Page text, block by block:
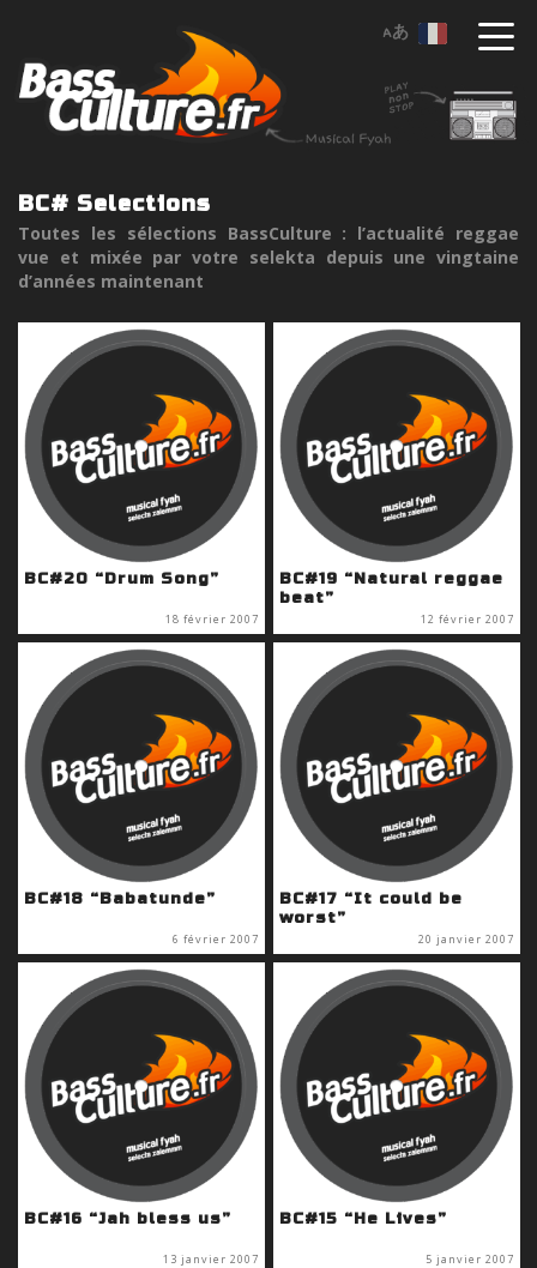
BC# Selections
Toutes les sélections BassCulture : l’actualité reggae
vue et mixée par votre selekta depuis une vingtaine
d’années maintenant
BC#20 “Drum Song”
18 février 2007
BC#19 “Natural reggae
beat”
12 février 2007
BC#18 “Babatunde”
6 février 2007
BC#17 “It could be
worst”
20 janvier 2007
BC#16 “Jah bless us”
13 janvier 2007
BC#15 “He Lives”
5 janvier 2007